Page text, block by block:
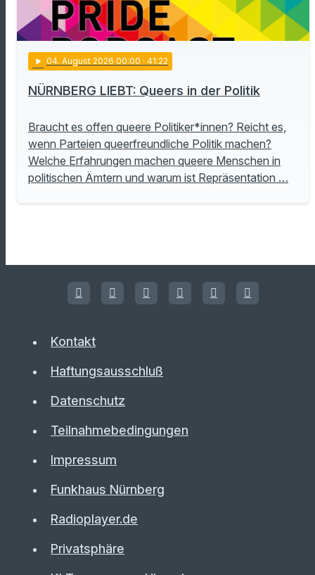
play_arrow 04. August 2026 00:00 · 41:22
NÜRNBERG LIEBT: Queers in der Politik
Braucht es offen queere Politiker*innen? Reicht es,
wenn Parteien queerfreundliche Politik machen?
Welche Erfahrungen machen queere Menschen in
politischen Ämtern und warum ist Repräsentation …
Kontakt
Haftungsausschluß
Datenschutz
Teilnahmebedingungen
Impressum
Funkhaus Nürnberg
Radioplayer.de
Privatsphäre